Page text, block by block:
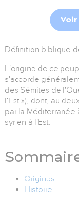
Définition biblique
L'origine de ce
s'accorde
des Sémites de
l'Est »), dont, au
par la Méditerranée
syrien à l'Est.
Origines
Histoire